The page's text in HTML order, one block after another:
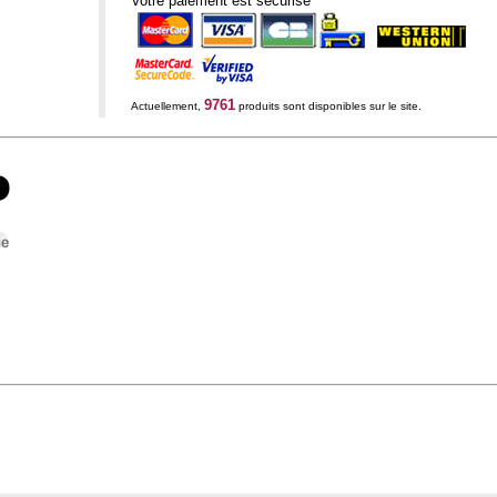
Actuellement, 9761produits sont disponibles sur le site.